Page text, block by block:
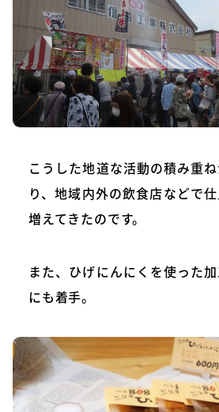
こうした地道な活動の積み重
り、地域内外の飲食店などで
増えてきたのです。
また、ひげにんにくを使った
にも着手。